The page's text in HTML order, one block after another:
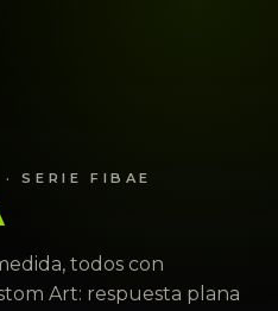
SERIE FIBAE
todos con
Art: respuesta plana